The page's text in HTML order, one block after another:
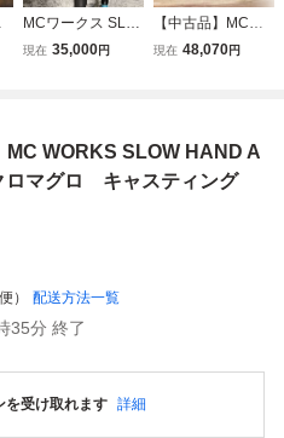
MCワークス SLO
W HAND 875PD
現在 35,000円
【中古品】MCワ
ークス ロッド
現在 48,070円
WORKS SLOW HAND A
ロマグロ キャスティング
） 配送方法一覧
35分 終了
を受け取れます 詳細